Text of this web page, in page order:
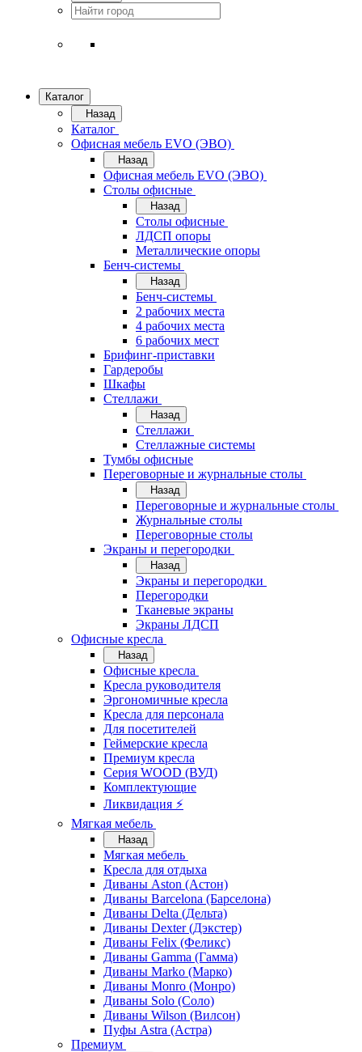
Каталог
Назад
Каталог
Офисная мебель EVO (ЭВО)
Назад
Офисная мебель EVO (ЭВО)
Cтолы офисные
Назад
Cтолы офисные
ЛДСП опоры
Металлические опоры
Бенч-системы
Назад
Бенч-системы
2 рабочих места
4 рабочих места
6 рабочих мест
Брифинг-приставки
Гардеробы
Шкафы
Стеллажи
Назад
Стеллажи
Стеллажные системы
Тумбы офисные
Переговорные и журнальные столы
Назад
Переговорные и журнальные столы
Журнальные столы
Переговорные столы
Экраны и перегородки
Назад
Экраны и перегородки
Перегородки
Тканевые экраны
Экраны ЛДСП
Офисные кресла
Назад
Офисные кресла
Кресла руководителя
Эргономичные кресла
Кресла для персонала
Для посетителей
Геймерские кресла
Премиум кресла
Серия WOOD (ВУД)
Комплектующие
Ликвидация ⚡
Мягкая мебель
Назад
Мягкая мебель
Кресла для отдыха
Диваны Aston (Астон)
Диваны Barcelona (Барселона)
Диваны Delta (Дельта)
Диваны Dexter (Дэкстер)
Диваны Felix (Феликс)
Диваны Gamma (Гамма)
Диваны Marko (Марко)
Диваны Monro (Монро)
Диваны Solo (Соло)
Диваны Wilson (Вилсон)
Пуфы Astra (Астра)
Премиум